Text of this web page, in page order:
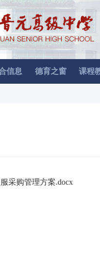
信息 德育之窗 课程
采购管理方案.docx